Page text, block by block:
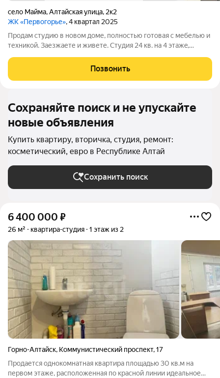
село Майма,Алтайская улица, 2к2
ЖК «Первогорье», 4 квартал 2025
Продам студию в новом доме, полностью готовая с мебелью и
техникой. Заезжаете и живете. Студия 24 кв. на 4 этaжe,
собственник, без обременений. На территории жилoгo
квapталa Пepвогopьe
Позвонить
Сохраняйте поиск и не упускайте
новые объявления
Купить квартиру, вторичка, студия, ремонт:
косметический, евро в Республике Алтай
Сохранить поиск
6 400 000 ₽
26 м² квартира-студия 1 этаж из 2
Горно-Алтайск, Коммунистический проспект,17
Продается однокомнатная квартира площадью 30 кв.м на
первом этаже, расположенная по красной линии идеальное